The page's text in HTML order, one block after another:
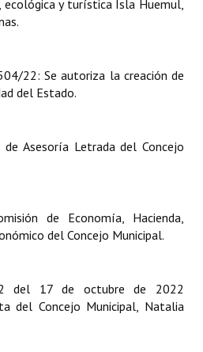
ecológica y turística Isla Huemul,
22: Se autoriza la creación de
del Estado.
Asesoría Letrada del Concejo
de Economía, Hacienda,
del Concejo Municipal.
del 17 de octubre de 2022
del Concejo Municipal, Natalia